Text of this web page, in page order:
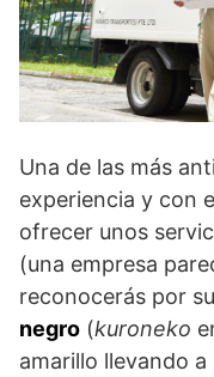
Una de las más
experiencia y con
ofrecer unos
(una empresa
reconocerás por su
negro (kuroneko
amarillo llevando